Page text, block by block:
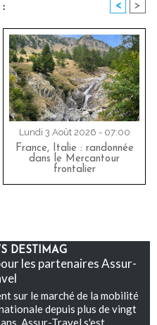
: < >
Lundi 3 Août 2026 - 07:00
France, Italie : randonnée
dans le Mercantour
frontalier
DESTIMAG
les partenaires Assur-
sur le marché de la mobilité
depuis plus de vingt
ans, Assur-Travel s'est...